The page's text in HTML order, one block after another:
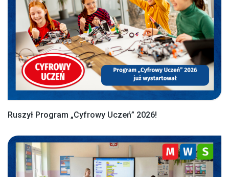
Ruszył Program „Cyfrowy Uczeń” 2026!